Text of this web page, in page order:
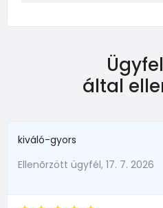
által
kiváló-gyors
Ellenõrzött ügyfél, 17. 7. 2026